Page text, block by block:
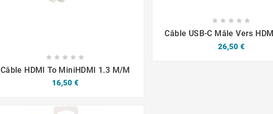
 
    
Câble HDMI To MiniHDMI 1.3 M/M
Prix
16,50 €
 
    
Câble USB-C Mâle Vers
4K (60Hz) 2m
Prix
26,50 €